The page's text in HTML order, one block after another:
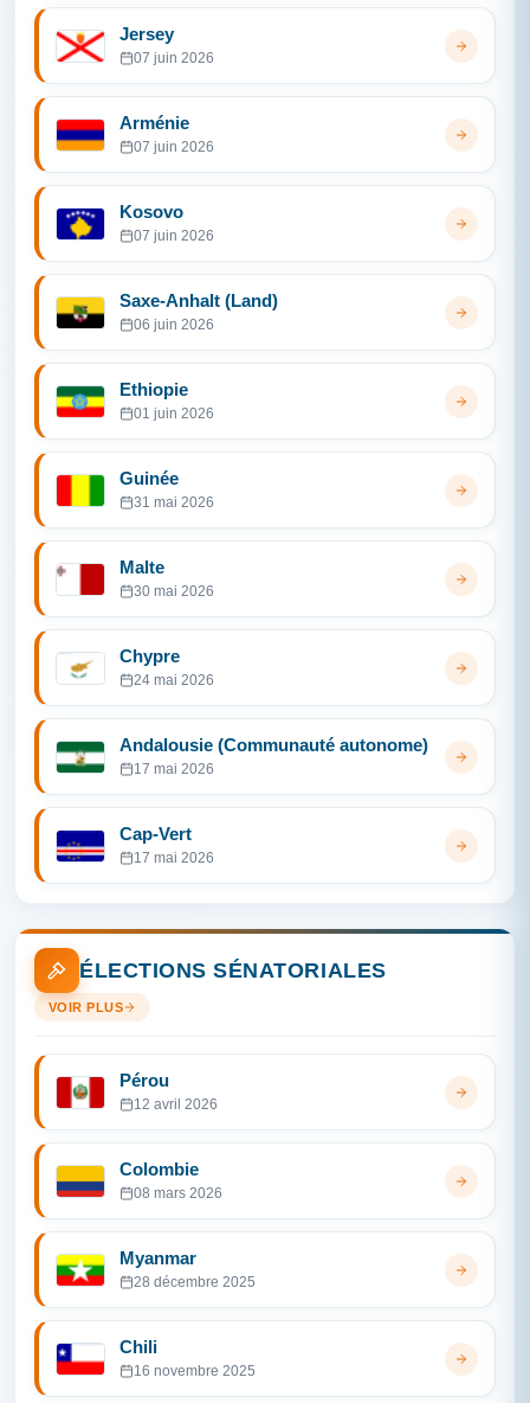
Jersey
07 juin 2026
Arménie
07 juin 2026
Kosovo
07 juin 2026
Saxe-Anhalt (Land)
06 juin 2026
Ethiopie
01 juin 2026
Guinée
31 mai 2026
Malte
30 mai 2026
Chypre
24 mai 2026
Andalousie (Communauté autonome)
17 mai 2026
Cap-Vert
17 mai 2026
ÉLECTIONS SÉNATORIALES
VOIR PLUS
Pérou
12 avril 2026
Colombie
08 mars 2026
Myanmar
28 décembre 2025
Chili
16 novembre 2025